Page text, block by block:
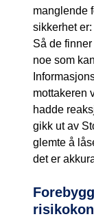
manglende
sikkerhet
Så de
noe som
mottakeren
hadde
gikk ut av
glemte å
det er